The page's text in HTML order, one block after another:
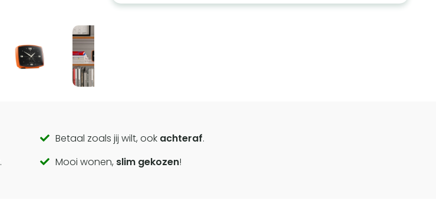
Betaal zoals jij wilt, ook achteraf.
. Mooi wonen, slim gekozen!